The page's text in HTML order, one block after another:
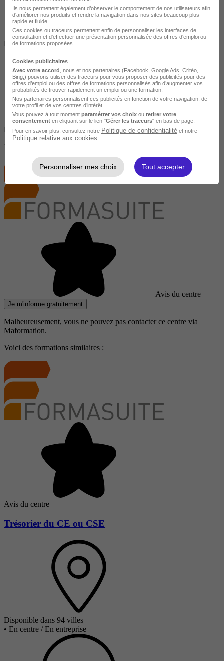
Salarié en poste /
Entreprise
Non finançable CPF
1190 €
Avis du centre
Je m'informe gratuitement
Malheureusement, vous ne pouvez pas contacter ce centre via
Maformation.
Voici des formations similaires :
Avis du centre
Trésorier du CE ou CSE
Disponible dans 94 villes
• En centre / En entreprise
Ils nous permettent également d’observer le comportement de nos utilisateurs afin
d'améliorer nos produits et rendre la navigation dans nos sites beaucoup plus
rapide et fluide.
Ces cookies ou traceurs permettent enfin de personnaliser les interfaces de
consultation et d'effectuer une présentation personnalisée des offres d'emploi ou
de formations proposées.
Cookies publicitaires
Avec votre accord , nous et nos partenaires (Facebook, Google Ads , Critéo,
Bing,) pouvons utiliser des traceurs pour vous proposer des publicités pour des
offres d’emploi ou des offres de formations personnalisés afin d’augmenter vos
probabilités de trouver rapidement un emploi ou une formation.
Nos partenaires personnalisent ces publicités en fonction de votre navigation, de
votre profil et de vos centres d’intérêt.
Vous pouvez à tout moment paramétrer vos choix ou retirer votre
consentement en cliquant sur le lien "Gérer les traceurs" en bas de page.
Pour en savoir plus, consultez notre Politique de confidentialité et notre
Politique relative aux cookies
Personnaliser mes choix Tout accepter